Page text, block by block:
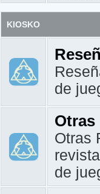
KIOSKO
de
Otras
Otras
de